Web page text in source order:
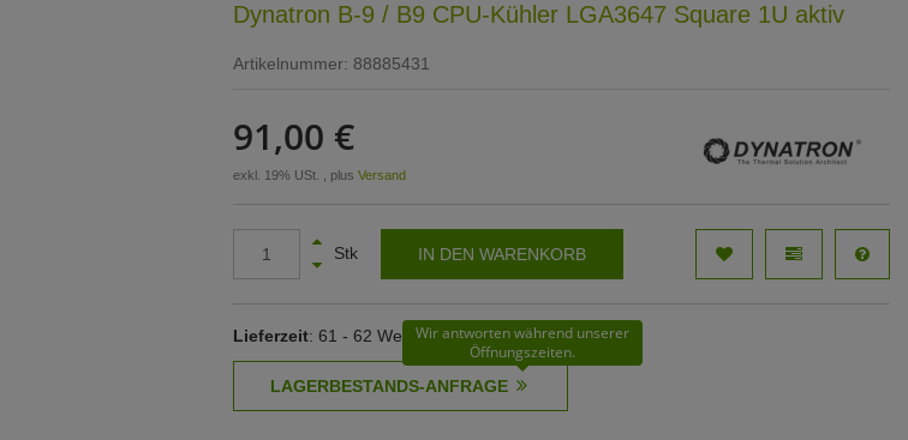
Dynatron B-9 / B9 CPU-Kühler LGA3647 Square 1U aktiv
Artikelnummer: 88885431
91,00 €
exkl. 19% USt. , plus Versand
Stk IN DEN WARENKORB
Lieferzeit: 61 - 62 WerktageWir antworten während unserer
Öffnungszeiten.